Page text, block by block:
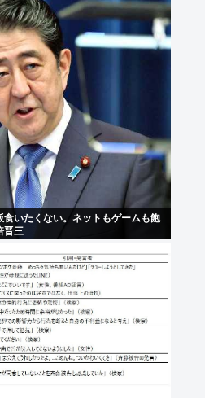
いたくない。ネットもゲームも飽
晋三